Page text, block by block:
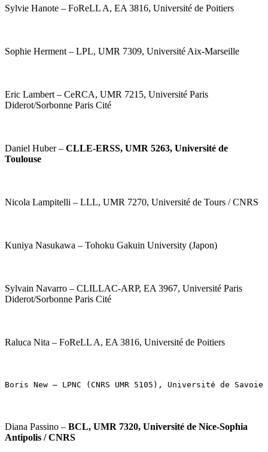
Sylvie Hanote – FoReLL A, EA 3816, Université de Poitiers
Sophie Herment – LPL, UMR 7309, Université Aix-Marseille
Eric Lambert – CeRCA, UMR 7215, Université Paris
Diderot/Sorbonne Paris Cité
Daniel Huber – CLLE-ERSS, UMR 5263, Université de
Toulouse
Nicola Lampitelli – LLL, UMR 7270, Université de Tours / CNRS
Kuniya Nasukawa – Tohoku Gakuin University (Japon)
Sylvain Navarro – CLILLAC-ARP, EA 3967, Université Paris
Diderot/Sorbonne Paris Cité
Raluca Nita – FoReLL A, EA 3816, Université de Poitiers
Boris New – LPNC (CNRS UMR 5105), Université de Savoie
Diana Passino – BCL, UMR 7320, Université de Nice-Sophia
Antipolis / CNRS